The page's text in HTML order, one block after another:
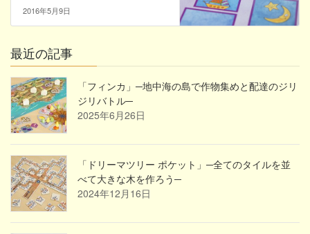
2016年5月9日
最近の記事
「フィンカ」─地中海の島で作物集めと配達のジリ
ジリバトル─
2025年6月26日
「ドリーマツリー ポケット」─全てのタイルを並
べて大きな木を作ろう─
2024年12月16日